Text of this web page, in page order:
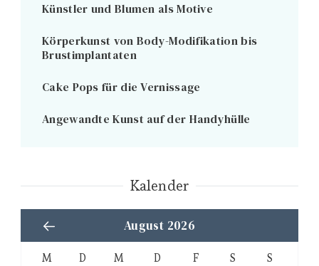
Künstler und Blumen als Motive
Körperkunst von Body-Modifikation bis
Brustimplantaten
Cake Pops für die Vernissage
Angewandte Kunst auf der Handyhülle
Kalender
August 2026
M D M D F S S